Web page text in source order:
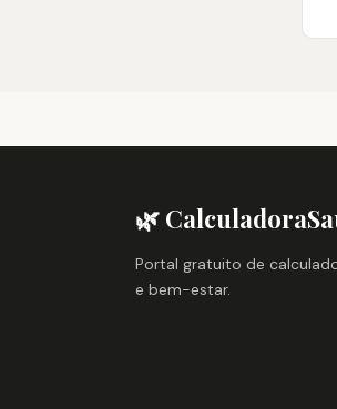
🌿
Portal gratuito de
e bem-estar.